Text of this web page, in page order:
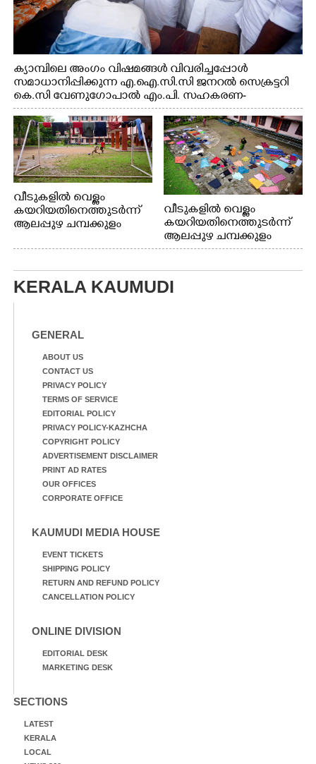
ക്യാമ്പിലെ അംഗം വിഷമങ്ങൾ വിവരിച്ചപ്പോൾ
സമാധാനിപ്പിക്കുന്ന എ.ഐ.സി.സി ജനറൽ സെക്രട്ടറി
കെ.സി വേണുഗോപാൽ എം.പി. സഹകരണ-
എക്സൈസ് വകുപ്പ് മന്ത്രി എം. ലിജു, എന്നിവർ
വീടുകളിൽ വെള്ളം
കയറിയതിനെത്തുടർന്ന്
ആലപ്പുഴ ചമ്പക്കുളം
പോരൂക്കര സെൻട്രൽ
ക്യാമ്പിലെത്തിയവർ
വസ്ത്രങ്ങൾ
ഉണക്കാനിട്ടിരിക്കുന്ന
ഫുട്ബോൾ കളികളിൽ
കുട്ടികൾ
വീടുകളിൽ വെള്ളം
കയറിയതിനെത്തുടർന്ന്
ആലപ്പുഴ ചമ്പക്കുളം
ഫാദർ തോമസ്
ക്യാമ്പിലെത്തിയവർ മഴ
KERALA KAUMUDI
GENERAL
ABOUT US
CONTACT US
PRIVACY POLICY
TERMS OF SERVICE
EDITORIAL POLICY
PRIVACY POLICY-KAZHCHA
COPYRIGHT POLICY
ADVERTISEMENT DISCLAIMER
PRINT AD RATES
OUR OFFICES
CORPORATE OFFICE
KAUMUDI MEDIA HOUSE
EVENT TICKETS
SHIPPING POLICY
RETURN AND REFUND POLICY
CANCELLATION POLICY
ONLINE DIVISION
EDITORIAL DESK
MARKETING DESK
SECTIONS
LATEST
KERALA
LOCAL